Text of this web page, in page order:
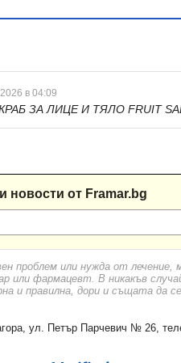
в 04:09
ЗА ЛИЦЕ И ТЯЛО FRUIT
новости от Framar.bg
проблем или нужда от
или фармацевт. В никакъв
и правилна, дори и същата да
ул. Петър Парчевич № 26,